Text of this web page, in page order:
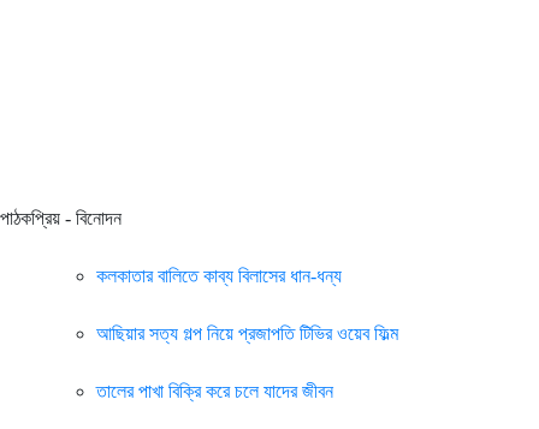
পাঠকপ্রিয় - বিনোদন
কলকাতার বালিতে কাব্য বিলাসের ধান-ধন্য
আছিয়ার সত্য গল্প নিয়ে প্রজাপতি টিভির ওয়েব ফিল্ম
তালের পাখা বিক্রি করে চলে যাদের জীবন